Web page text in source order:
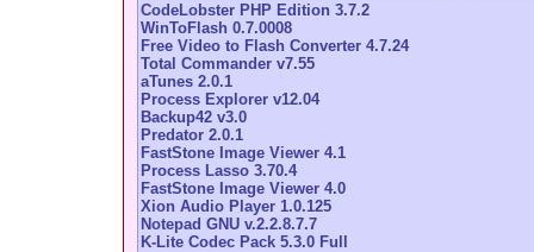
CodeLobster PHP Edition 3.7.2
WinToFlash 0.7.0008
Free Video to Flash Converter 4.7.24
Total Commander v7.55
aTunes 2.0.1
Process Explorer v12.04
Backup42 v3.0
Predator 2.0.1
FastStone Image Viewer 4.1
Process Lasso 3.70.4
FastStone Image Viewer 4.0
Xion Audio Player 1.0.125
Notepad GNU v.2.2.8.7.7
K-Lite Codec Pack 5.3.0 Full